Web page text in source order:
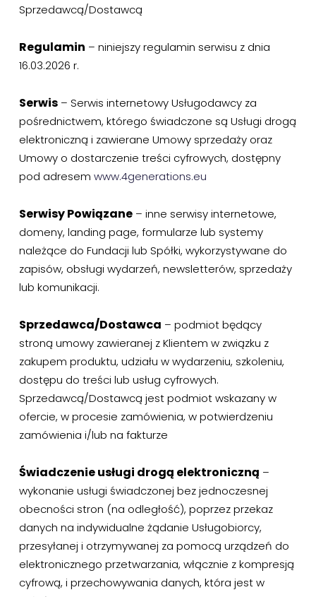
Sprzedawcą/Dostawcą
Regulamin – niniejszy regulamin serwisu z dnia
16.03.2026 r.
Serwis– Serwis internetowy Usługodawcy za
pośrednictwem, którego świadczone są Usługi drogą
elektroniczną i zawierane Umowy sprzedaży oraz
Umowy o dostarczenie treści cyfrowych, dostępny
pod adresem www.4generations.eu
Serwisy Powiązane– inne serwisy internetowe,
domeny, landing page, formularze lub systemy
należące do Fundacji lub Spółki, wykorzystywane do
zapisów, obsługi wydarzeń, newsletterów, sprzedaży
lub komunikacji.
Sprzedawca/Dostawca – podmiot będący
stroną umowy zawieranej z Klientem w związku z
zakupem produktu, udziału w wydarzeniu, szkoleniu,
dostępu do treści lub usług cyfrowych.
Sprzedawcą/Dostawcą jest podmiot wskazany w
ofercie, w procesie zamówienia, w potwierdzeniu
zamówienia i/lub na fakturze
Świadczenie usługi drogą elektroniczną –
wykonanie usługi świadczonej bez jednoczesnej
obecności stron (na odległość), poprzez przekaz
danych na indywidualne żądanie Usługobiorcy,
przesyłanej i otrzymywanej za pomocą urządzeń do
elektronicznego przetwarzania, włącznie z kompresją
cyfrową, i przechowywania danych, która jest w